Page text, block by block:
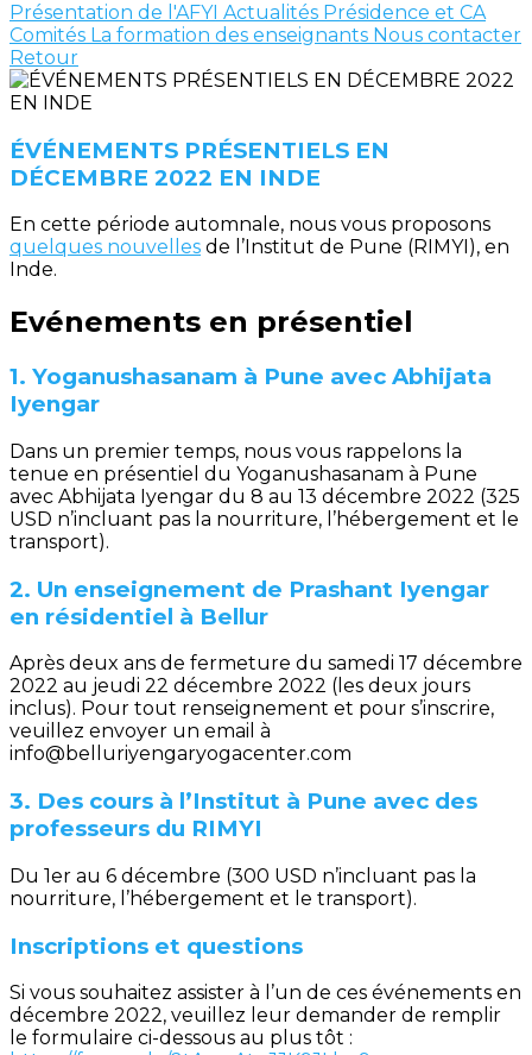
Présentation de l'AFYI Actualités Présidence et CA
Comités La formation des enseignants Nous contacter
Retour
ÉVÉNEMENTS PRÉSENTIELS EN
DÉCEMBRE 2022 EN INDE
En cette période automnale, nous vous proposons
quelques nouvelles de l’Institut de Pune (RIMYI), en
Inde.
Evénements en présentiel
1. Yoganushasanam à Pune avec Abhijata
Iyengar
Dans un premier temps, nous vous rappelons la
tenue en présentiel du Yoganushasanam à Pune
avec Abhijata Iyengar du 8 au 13 décembre 2022 (325
USD n’incluant pas la nourriture, l’hébergement et le
transport).
2. Un enseignement de Prashant Iyengar
en résidentiel à Bellur
Après deux ans de fermeture du samedi 17 décembre
2022 au jeudi 22 décembre 2022 (les deux jours
inclus). Pour tout renseignement et pour s’inscrire,
veuillez envoyer un email à
info@belluriyengaryogacenter.com
3. Des cours à l’Institut à Pune avec des
professeurs du RIMYI
Du 1er au 6 décembre (300 USD n’incluant pas la
nourriture, l’hébergement et le transport).
Inscriptions et questions
Si vous souhaitez assister à l’un de ces événements en
décembre 2022, veuillez leur demander de remplir
le formulaire ci-dessous au plus tôt :